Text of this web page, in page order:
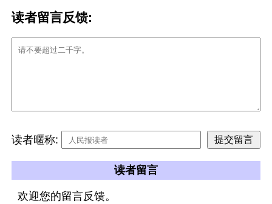
读者留言反馈:
读者暱称:
读者留言
欢迎您的留言反馈。